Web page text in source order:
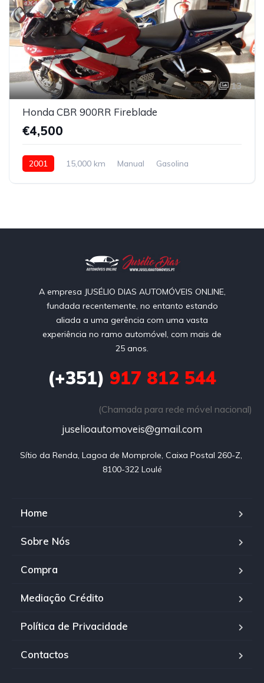
13
Honda CBR 900RR Fireblade
€4,500
2001 15,000 km Manual Gasolina
A empresa JUSÉLIO DIAS AUTOMÓVEIS ONLINE,
fundada recentemente, no entanto estando
aliada a uma gerência com uma vasta
experiência no ramo automóvel, com mais de
25 anos.
(+351) 917 812 544
(Chamada para rede móvel nacional)
juselioautomoveis@gmail.com
Sítio da Renda, Lagoa de Momprole, Caixa Postal 260-Z,
8100-322 Loulé
Home
Sobre Nós
Compra
Mediação Crédito
Política de Privacidade
Contactos